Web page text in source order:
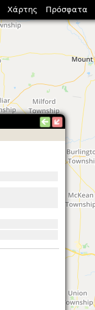
Χάρτης Πρόσφατα